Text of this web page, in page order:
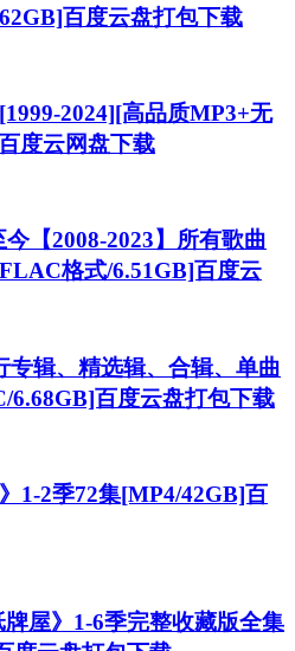
百度云盘打包下载
2024][高品质MP3+无
度云网盘下载
【2008-2023】所有歌曲
格式/6.51GB]百度云
专辑、精选辑、合辑、单曲
6.68GB]百度云盘打包下载
1-2季72集[MP4/42GB]百
屋》1-6季完整收藏版全集